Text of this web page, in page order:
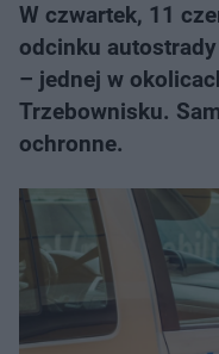
W czwartek, 11
odcinku
– jednej w
Trzebownisku.
ochronne.